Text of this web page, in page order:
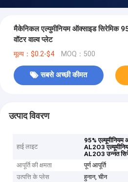
मैकेनिकल एल्युमीनियम ऑक्साइड सिरेमिक
वॉटर वाल्व प्लेट
मूल्य：$0.2-$4 MOQ：500
सबसे अच्छी कीमत
उत्पाद विवरण
हाई लाइट
95% एल्यूमीनियम
AL2O3
AL2O3 उन्नत
आपूर्ति की क्षमता
पूर्ण आपूर्ति
उत्पत्ति के प्लेस
हुनान, चीन